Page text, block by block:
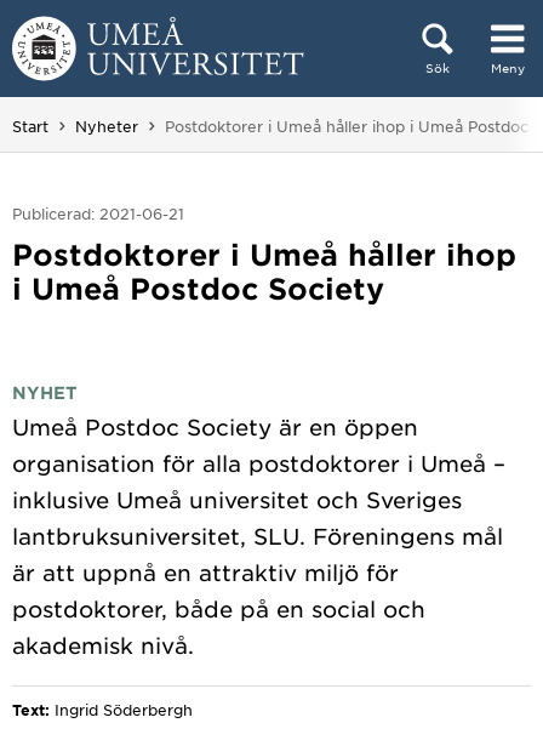
Hoppa direkt till innehållet
Sök Meny
Huvudmenyn dold.
Start Nyheter Du är här:
Postdoktorer i Umeå håller ihop i Umeå Postdoc
Publicerad: 2021-06-21
Postdoktorer i Umeå håller ihop
i Umeå Postdoc Society
NYHET
Umeå Postdoc Society är en öppen
organisation för alla postdoktorer i Umeå –
inklusive Umeå universitet och Sveriges
lantbruksuniversitet, SLU. Föreningens mål
är att uppnå en attraktiv miljö för
postdoktorer, både på en social och
Text: Ingrid Söderbergh